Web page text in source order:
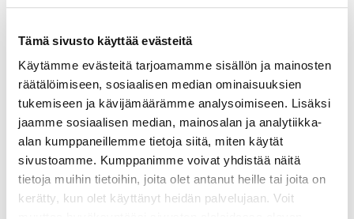
Tämä sivusto käyttää evästeitä
Käytämme evästeitä tarjoamamme sisällön ja mainosten
räätälöimiseen, sosiaalisen median ominaisuuksien
tukemiseen ja kävijämäärämme analysoimiseen. Lisäksi
jaamme sosiaalisen median, mainosalan ja analytiikka-
alan kumppaneillemme tietoja siitä, miten käytät
sivustoamme. Kumppanimme voivat yhdistää näitä
tietoja muihin tietoihin, joita olet antanut heille tai joita on
kerätty, kun olet käyttänyt heidän palvelujaan. Voit
koko kauden ajan.
Lisätietoja
Ilmonen Minni
Kansalaisopiston ja taiteen perusopetuksen
rehtori